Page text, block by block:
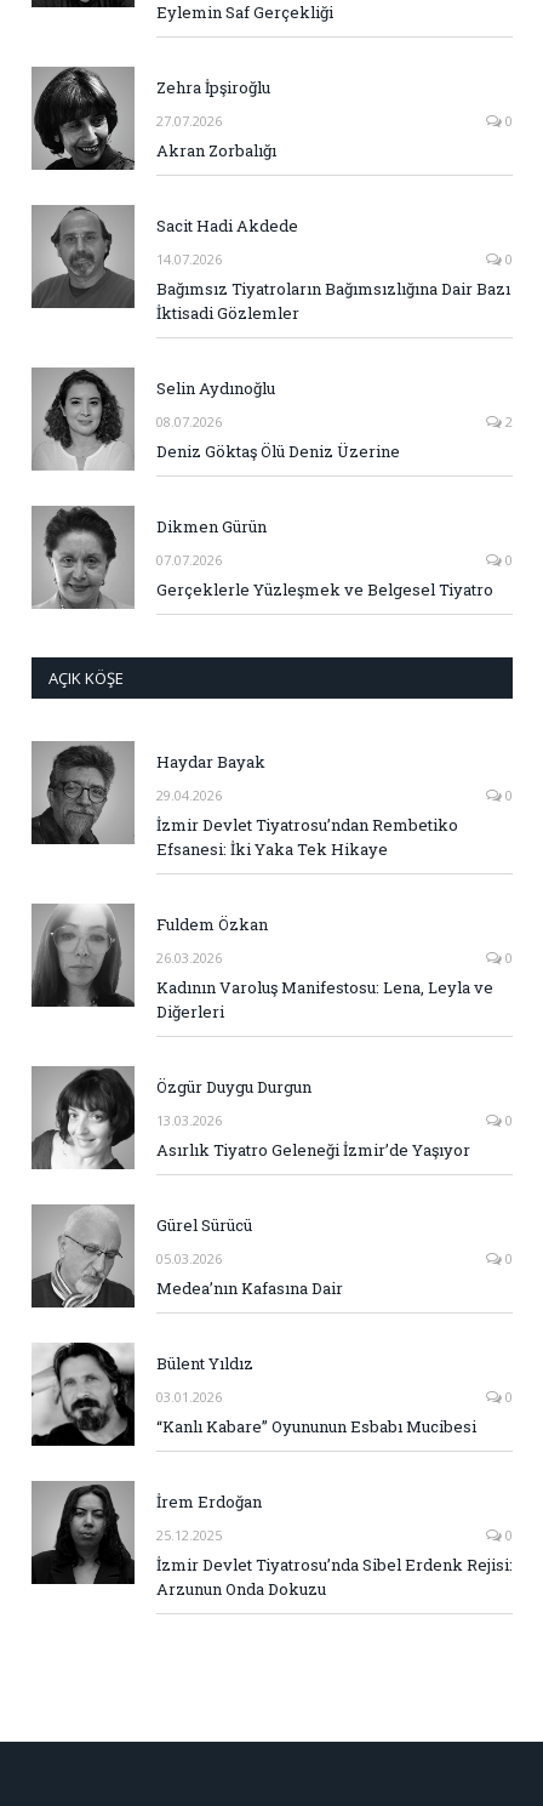
Eylemin Saf Gerçekliği
Zehra İpşiroğlu
27.07.2026 0
Akran Zorbalığı
Sacit Hadi Akdede
14.07.2026 0
Bağımsız Tiyatroların Bağımsızlığına Dair Bazı
İktisadi Gözlemler
Selin Aydınoğlu
08.07.2026 2
Deniz Göktaş Ölü Deniz Üzerine
Dikmen Gürün
07.07.2026 0
Gerçeklerle Yüzleşmek ve Belgesel Tiyatro
AÇIK KÖŞE
Haydar Bayak
29.04.2026 0
İzmir Devlet Tiyatrosu’ndan Rembetiko
Efsanesi: İki Yaka Tek Hikaye
Fuldem Özkan
26.03.2026 0
Kadının Varoluş Manifestosu: Lena, Leyla ve
Diğerleri
Özgür Duygu Durgun
13.03.2026 0
Asırlık Tiyatro Geleneği İzmir’de Yaşıyor
Gürel Sürücü
05.03.2026 0
Medea’nın Kafasına Dair
Bülent Yıldız
03.01.2026 0
“Kanlı Kabare” Oyununun Esbabı Mucibesi
İrem Erdoğan
25.12.2025 0
İzmir Devlet Tiyatrosu’nda Sibel Erdenk Rejisi:
Arzunun Onda Dokuzu